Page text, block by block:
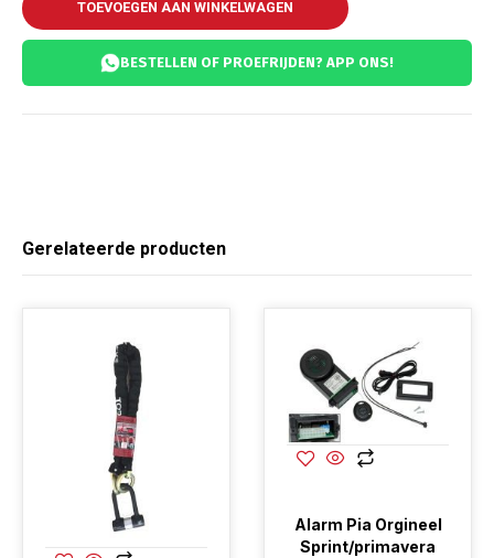
TOEVOEGEN AAN WINKELWAGEN
BESTELLEN OF PROEFRIJDEN? APP ONS!
Gerelateerde producten
Alarm Pia Orgineel
Sprint/primavera